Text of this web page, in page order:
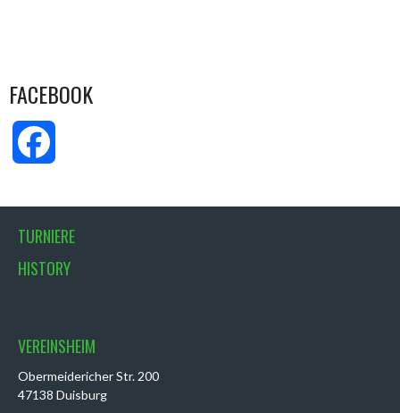
FACEBOOK
TURNIERE
HISTORY
VEREINSHEIM
Obermeidericher Str. 200
47138 Duisburg